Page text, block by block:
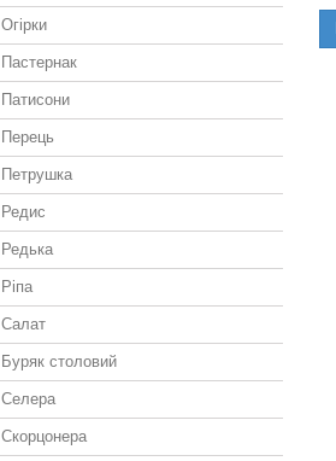
Огірки
Пастернак
Патисони
Перець
Петрушка
Редис
Редька
Ріпа
Салат
Буряк столовий
Селера
Скорцонера